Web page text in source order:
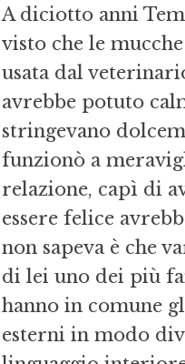
A diciotto anni
visto che le
usata dal
avrebbe potuto
stringevano
funzionò a
relazione, capì di
essere felice
non sapeva è che
di lei uno dei più
hanno in comune
esterni in modo